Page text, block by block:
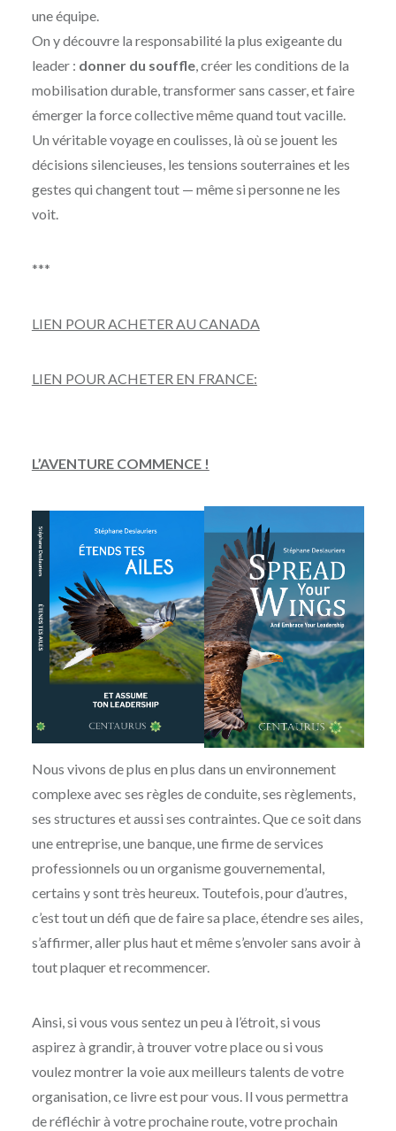
une équipe.
On y découvre la responsabilité la plus exigeante du
leader : donner du souffle, créer les conditions de la
mobilisation durable, transformer sans casser, et faire
émerger la force collective même quand tout vacille.
Un véritable voyage en coulisses, là où se jouent les
décisions silencieuses, les tensions souterraines et les
gestes qui changent tout — même si personne ne les
voit.
***
LIEN POUR ACHETER AU CANADA
LIEN POUR ACHETER EN FRANCE:
L’AVENTURE COMMENCE !
Nous vivons de plus en plus dans un environnement
complexe avec ses règles de conduite, ses règlements,
ses structures et aussi ses contraintes. Que ce soit dans
une entreprise, une banque, une firme de services
professionnels ou un organisme gouvernemental,
certains y sont très heureux. Toutefois, pour d’autres,
c’est tout un défi que de faire sa place, étendre ses ailes,
s’affirmer, aller plus haut et même s’envoler sans avoir à
tout plaquer et recommencer.
Ainsi, si vous vous sentez un peu à l’étroit, si vous
aspirez à grandir, à trouver votre place ou si vous
voulez montrer la voie aux meilleurs talents de votre
organisation, ce livre est pour vous. Il vous permettra
de réfléchir à votre prochaine route, votre prochain